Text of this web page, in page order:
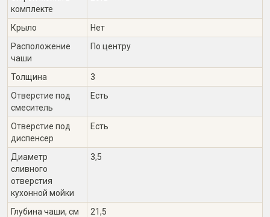
комплекте
Крыло
Нет
Расположение
чаши
По центру
Толщина
3
Отверстие под
смеситель
Есть
Отверстие под
диспенсер
Есть
Диаметр
сливного
отверстия
кухонной мойки
3,5
Глубина чаши, см
21,5